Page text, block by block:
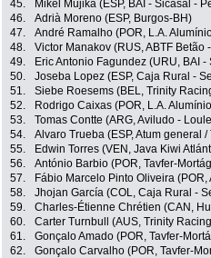
45.
Mikel Mujika (ESP, BAI - Sicasal -
46.
Adrià Moreno (ESP, Burgos-BH)
47.
André Ramalho (POR, L.A.
48.
Victor Manakov (RUS, ABTF Betão
49.
Eric Antonio Fagundez (URU, BAI
50.
Joseba Lopez (ESP, Caja Rural -
51.
Siebe Roesems (BEL, Trinity
52.
Rodrigo Caixas (POR, L.A.
53.
Tomas Contte (ARG, Aviludo -
54.
Alvaro Trueba (ESP, Atum general
55.
Edwin Torres (VEN, Java Kiwi
56.
António Barbio (POR, Tavfer-
57.
Fábio Marcelo Pinto Oliveira
58.
Jhojan García (COL, Caja Rural -
59.
Charles-Étienne Chrétien (CAN,
60.
Carter Turnbull (AUS, Trinity
61.
Gonçalo Amado (POR, Tavfer-
62.
Gonçalo Carvalho (POR, Tavfer-